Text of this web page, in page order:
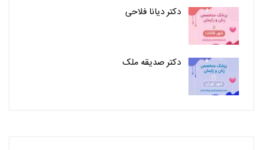
دکتر دیانا فلاحی
دکتر صدیقه ملک